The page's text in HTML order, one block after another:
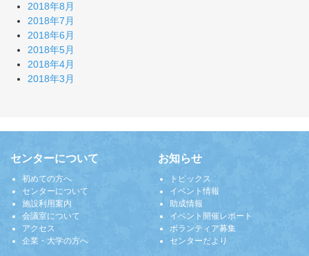
2018年8月
2018年7月
2018年6月
2018年5月
2018年4月
2018年3月
センターについて
初めての方へ
センターについて
施設利用案内
会議室について
アクセス
企業・大学の方へ
お知らせ
トピックス
イベント情報
助成情報
イベント開催レポート
ボランティア募集
センターだより